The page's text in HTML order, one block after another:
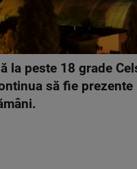
la peste 18 grade
să fie